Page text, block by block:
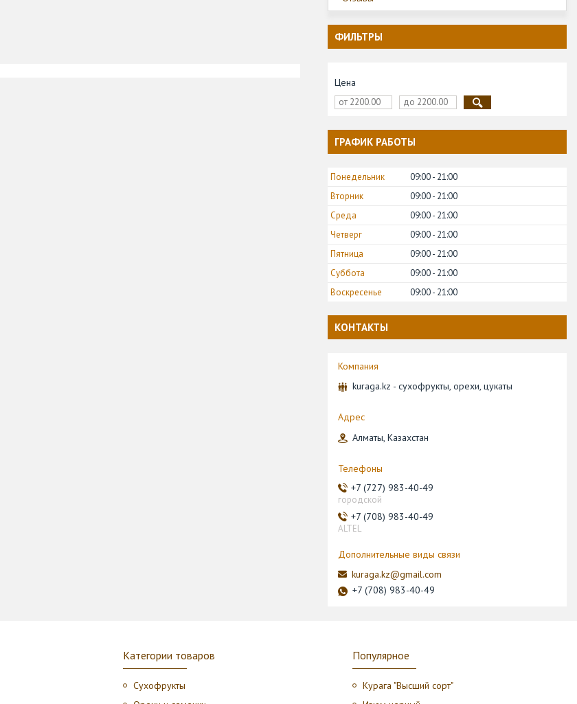
ФИЛЬТРЫ
Цена
ГРАФИК РАБОТЫ
Понедельник 09:00 21:00
Вторник
09:00 21:00
Среда
09:00 21:00
Четверг
09:00 21:00
Пятница
09:00 21:00
Суббота
09:00 21:00
Воскресенье
09:00 21:00
КОНТАКТЫ
kuraga.kz - сухофрукты, орехи, цукаты
Алматы, Казахстан
+7 (727) 983-40-49
городской
+7 (708) 983-40-49
ALTEL
kuraga.kz@gmail.com
+7 (708) 983-40-49
Категории товаров
Сухофрукты
Популярное
Курага "Высший сорт"